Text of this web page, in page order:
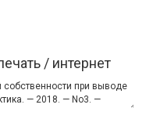
/ интернет